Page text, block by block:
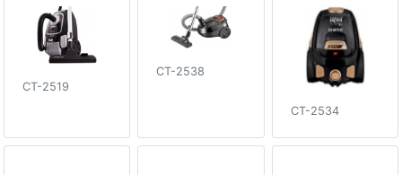
CT-2519
CT-2538
CT-2534